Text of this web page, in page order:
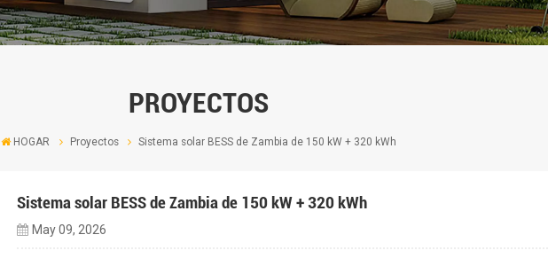
PROYECTOS
HOGAR Proyectos Sistema solar BESS de Zambia de 150 kW + 320 kWh
Sistema solar BESS de Zambia de 150 kW + 320 kWh
May 09, 2026